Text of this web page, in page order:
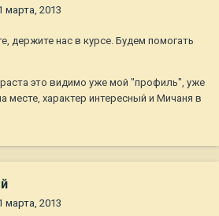
марта, 2013
держите нас в курсе. Будем помогать
это видимо уже мой "профиль", уже
характер интересный и Мичаня в
марта, 2013